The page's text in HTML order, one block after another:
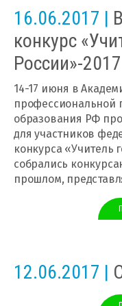
16.06.2017 |
конкурс
России»-
14-17 июня в
профессиональной
образования РФ
для участников
конкурса «Учитель
собрались
прошлом,
12.06.2017 |